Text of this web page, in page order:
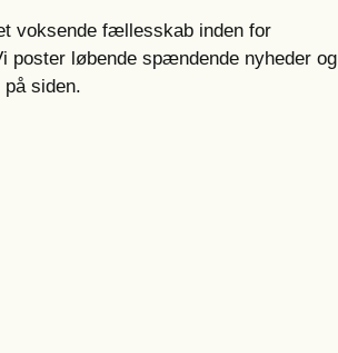
voksende fællesskab inden for
løbende spændende nyheder og
siden.